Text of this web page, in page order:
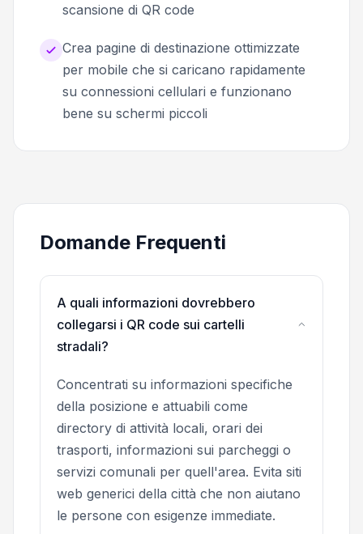
scansione di QR code
Crea pagine di destinazione ottimizzate
per mobile che si caricano rapidamente
su connessioni cellulari e funzionano
bene su schermi piccoli
Domande Frequenti
A quali informazioni dovrebbero
collegarsi i QR code sui cartelli
stradali?
Concentrati su informazioni specifiche
della posizione e attuabili come
directory di attività locali, orari dei
trasporti, informazioni sui parcheggi o
servizi comunali per quell'area. Evita siti
web generici della città che non aiutano
le persone con esigenze immediate.